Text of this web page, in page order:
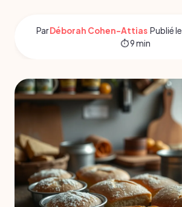
ParDéborah Cohen-Attias·Publié le
⏱ 9 min